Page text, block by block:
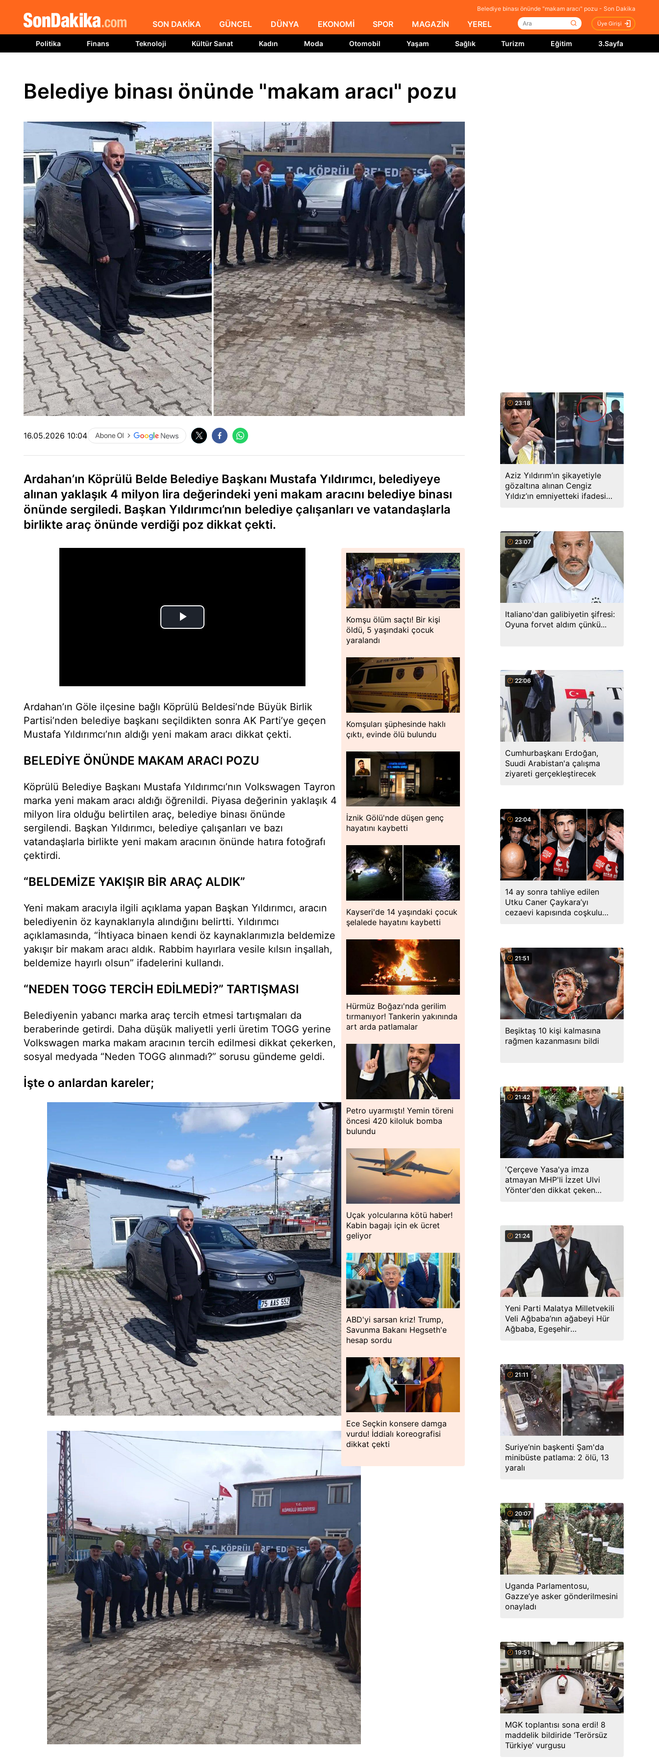
Belediye binası önünde "makam aracı" pozu - Son Dakika
SON DAKİKA GÜNCEL DÜNYA EKONOMİ SPOR MAGAZİN YEREL Üye Girişi
Politika Finans Teknoloji Kültür Sanat Kadın Moda Otomobil Yaşam Sağlık Turizm Eğitim 3.Sayfa
Belediye binası önünde "makam aracı" pozu
16.05.2026 10:04
Ardahan’ın Köprülü Belde Belediye Başkanı Mustafa Yıldırımcı, belediyeye
alınan yaklaşık 4 milyon lira değerindeki yeni makam aracını belediye binası
önünde sergiledi. Başkan Yıldırımcı’nın belediye çalışanları ve vatandaşlarla
birlikte araç önünde verdiği poz dikkat çekti.
Ardahan’ın Göle ilçesine bağlı Köprülü Beldesi’nde Büyük Birlik
Partisi’nden belediye başkanı seçildikten sonra AK Parti’ye geçen
Mustafa Yıldırımcı’nın aldığı yeni makam aracı dikkat çekti.
BELEDİYE ÖNÜNDE MAKAM ARACI POZU
Köprülü Belediye Başkanı Mustafa Yıldırımcı’nın Volkswagen Tayron
marka yeni makam aracı aldığı öğrenildi. Piyasa değerinin yaklaşık 4
milyon lira olduğu belirtilen araç, belediye binası önünde
sergilendi. Başkan Yıldırımcı, belediye çalışanları ve bazı
vatandaşlarla birlikte yeni makam aracının önünde hatıra fotoğrafı
çektirdi.
“BELDEMİZE YAKIŞIR BİR ARAÇ ALDIK”
Yeni makam aracıyla ilgili açıklama yapan Başkan Yıldırımcı, aracın
belediyenin öz kaynaklarıyla alındığını belirtti. Yıldırımcı
açıklamasında, “İhtiyaca binaen kendi öz kaynaklarımızla beldemize
yakışır bir makam aracı aldık. Rabbim hayırlara vesile kılsın inşallah,
beldemize hayırlı olsun” ifadelerini kullandı.
“NEDEN TOGG TERCİH EDİLMEDİ?” TARTIŞMASI
Belediyenin yabancı marka araç tercih etmesi tartışmaları da
beraberinde getirdi. Daha düşük maliyetli yerli üretim TOGG yerine
Volkswagen marka makam aracının tercih edilmesi dikkat çekerken,
sosyal medyada “Neden TOGG alınmadı?” sorusu gündeme geldi.
İşte o anlardan kareler;
Komşu ölüm saçtı! Bir kişi
öldü, 5 yaşındaki çocuk
yaralandı
Komşuları şüphesinde haklı
çıktı, evinde ölü bulundu
İznik Gölü'nde düşen genç
hayatını kaybetti
Kayseri'de 14 yaşındaki çocuk
şelalede hayatını kaybetti
Hürmüz Boğazı'nda gerilim
tırmanıyor! Tankerin yakınında
art arda patlamalar
Petro uyarmıştı! Yemin töreni
öncesi 420 kiloluk bomba
bulundu
Uçak yolcularına kötü haber!
Kabin bagajı için ek ücret
geliyor
ABD'yi sarsan kriz! Trump,
Savunma Bakanı Hegseth'e
hesap sordu
Ece Seçkin konsere damga
vurdu! İddialı koreografisi
dikkat çekti
23:18
Aziz Yıldırım’ın şikayetiyle
gözaltına alınan Cengiz
Yıldız’ın emniyetteki ifadesi
23:07
Italiano'dan galibiyetin şifresi:
Oyuna forvet aldım çünkü...
22:06
Cumhurbaşkanı Erdoğan,
Suudi Arabistan'a çalışma
ziyareti gerçekleştirecek
22:04
14 ay sonra tahliye edilen
Utku Caner Çaykara’yı
cezaevi kapısında coşkulu
21:51
Beşiktaş 10 kişi kalmasına
rağmen kazanmasını bildi
21:42
'Çerçeve Yasa'ya imza
atmayan MHP'li İzzet Ulvi
Yönter'den dikkat çeken
21:24
Yeni Parti Malatya Milletvekili
Veli Ağbaba’nın ağabeyi Hür
Ağbaba, Egeşehir
21:11
Suriye’nin başkenti Şam'da
minibüste patlama: 2 ölü, 13
yaralı
20:07
Uganda Parlamentosu,
Gazze’ye asker gönderilmesini
onayladı
19:51
MGK toplantısı sona erdi! 8
maddelik bildiride ‘Terörsüz
Türkiye’ vurgusu